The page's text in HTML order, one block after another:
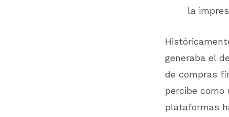
la
generaba el
de compras
percibe como
plataformas